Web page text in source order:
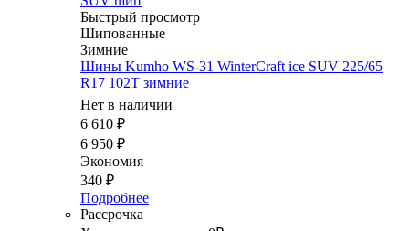
Быстрый просмотр
Шипованные
Зимние
Шины Kumho WS-31 WinterCraft ice SUV 225/65
R17 102T зимние
Нет в наличии
6 610 ₽
6 950 ₽
Экономия
340 ₽
Подробнее
Рассрочка